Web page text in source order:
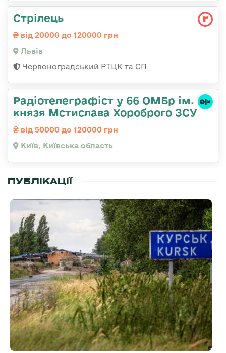
Стрілець
від 20000 до 120000 грн
Львів
Червоноградський РТЦК та СП
Радіотелеграфіст у 66 ОМБр ім.
князя Мстислава Хороброго ЗСУ
від 50000 до 120000 грн
Київ, Київська область
ПУБЛІКАЦІЇ